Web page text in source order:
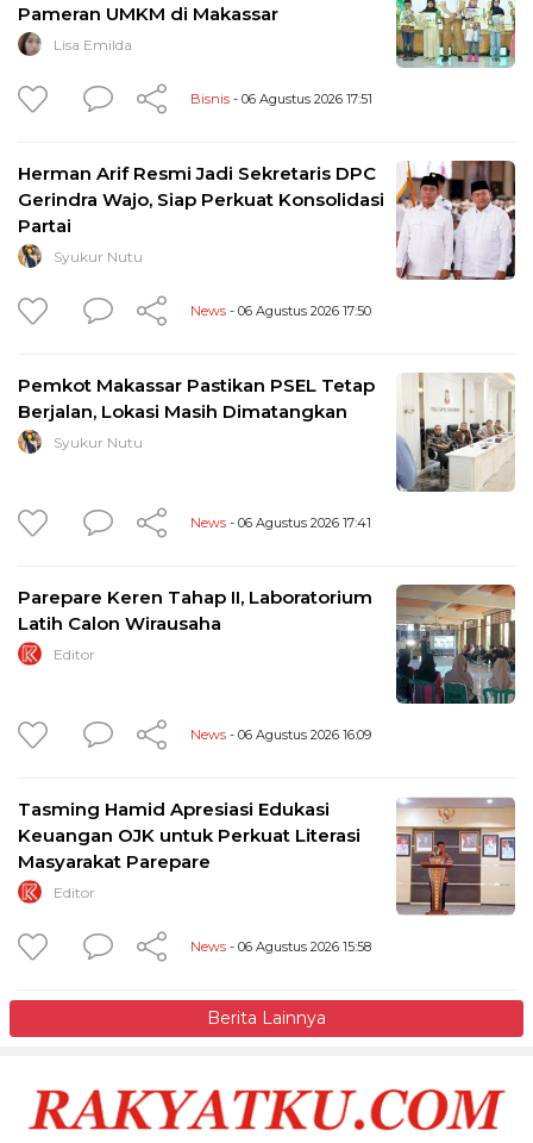
Pameran UMKM di Makassar
Lisa Emilda
Bisnis - 06 Agustus 2026 17:51
Herman Arif Resmi Jadi Sekretaris DPC
Gerindra Wajo, Siap Perkuat Konsolidasi
Partai
Syukur Nutu
News - 06 Agustus 2026 17:50
Pemkot Makassar Pastikan PSEL Tetap
Berjalan, Lokasi Masih Dimatangkan
Syukur Nutu
News - 06 Agustus 2026 17:41
Parepare Keren Tahap II, Laboratorium
Latih Calon Wirausaha
Editor
News - 06 Agustus 2026 16:09
Tasming Hamid Apresiasi Edukasi
Keuangan OJK untuk Perkuat Literasi
Masyarakat Parepare
Editor
News - 06 Agustus 2026 15:58
Berita Lainnya